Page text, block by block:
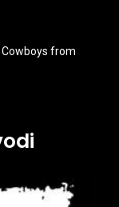
Cowboys from